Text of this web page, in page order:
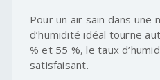
Pour un air sain dans une
d’humidité idéal tourne
% et 55 %, le taux
satisfaisant.